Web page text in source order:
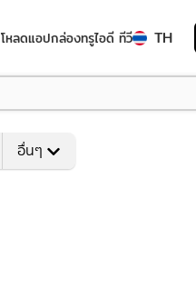
โหลดแอปกล่องทรูไอดี ทีวี TH
อื่นๆ